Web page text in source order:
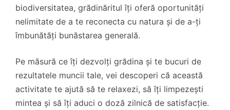
biodiversitatea, grădinăritul îți oferă oportunități
nelimitate de a te reconecta cu natura și de a-ți
îmbunătăți bunăstarea generală.
Pe măsură ce îți dezvolți grădina și te bucuri de
rezultatele muncii tale, vei descoperi că această
activitate te ajută să te relaxezi, să îți limpezești
mintea și să îți aduci o doză zilnică de satisfacție.